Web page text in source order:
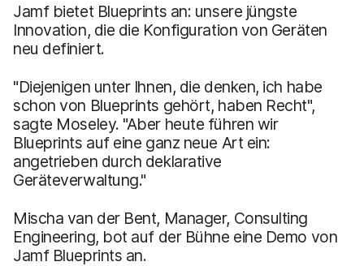
Jamf bietet Blueprints an: unsere jüngste
Innovation, die die Konfiguration von Geräten
neu definiert.
"Diejenigen unter Ihnen, die denken, ich habe
schon von Blueprints gehört, haben Recht",
sagte Moseley. "Aber heute führen wir
Blueprints auf eine ganz neue Art ein:
angetrieben durch deklarative
Geräteverwaltung."
Mischa van der Bent, Manager, Consulting
Engineering, bot auf der Bühne eine Demo von
Jamf Blueprints an.